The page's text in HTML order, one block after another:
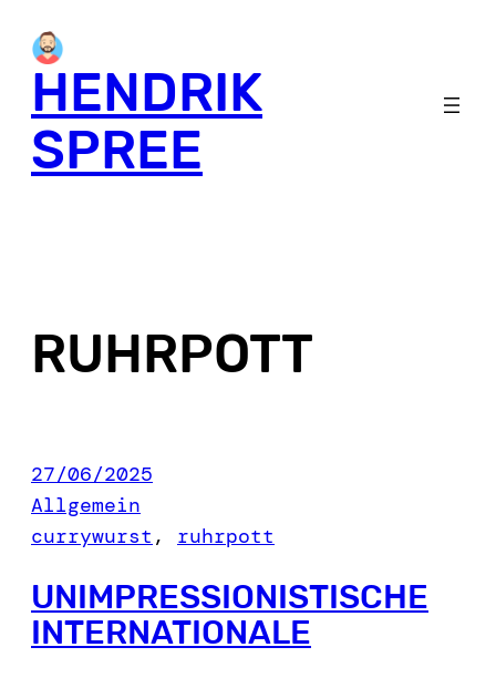
content
HENDRIK
SPREE
RUHRPOTT
27/06/2025
Allgemein
currywurst , ruhrpott
UNIMPRESSIONISTISCHE
INTERNATIONALE